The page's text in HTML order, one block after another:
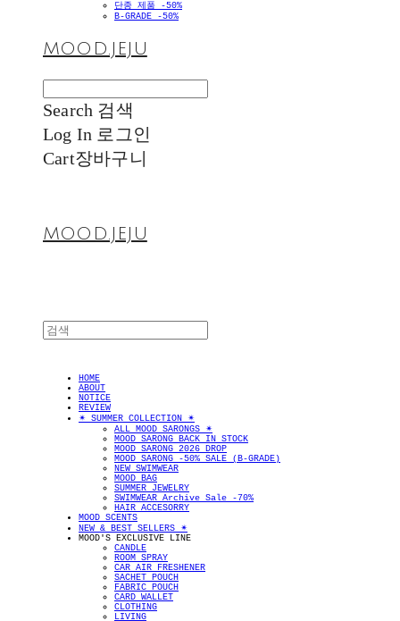
단종 제품 -50%
B-GRADE -50%
MOOD.JEJU
Search 검색
Log In 로그인
Cart장바구니
MOOD.JEJU
HOME
ABOUT
NOTICE
REVIEW
✴︎ SUMMER COLLECTION ✴︎
ALL MOOD SARONGS ✴︎
MOOD SARONG BACK IN STOCK
MOOD SARONG 2026 DROP
MOOD SARONG -50% SALE (B-GRADE)
NEW SWIMWEAR
MOOD BAG
SUMMER JEWELRY
SWIMWEAR Archive Sale -70%
HAIR ACCESORRY
MOOD SCENTS
NEW & BEST SELLERS ✴︎
MOOD'S EXCLUSIVE LINE
CANDLE
ROOM SPRAY
CAR AIR FRESHENER
SACHET POUCH
FABRIC POUCH
CARD WALLET
CLOTHING
LIVING